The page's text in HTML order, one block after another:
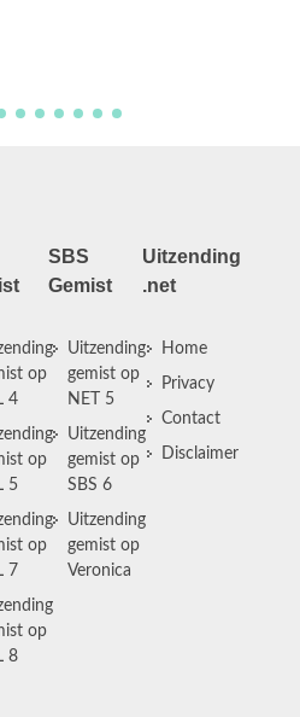
op
4
op
5
op
7
op
8
SBS
Gemist
Uitzending
gemist op
NET 5
Uitzending
gemist op
SBS 6
Uitzending
gemist op
Veronica
Uitzending
.net
Home
Privacy
Contact
Disclaimer